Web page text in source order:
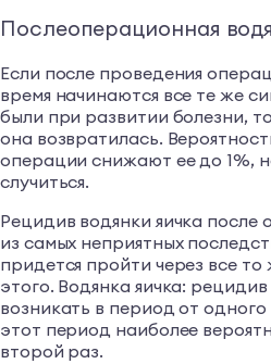
Послеоперационная
Если после проведения
время начинаются все те же
были при развитии болезни,
она возвратилась.
операции снижают ее до 1%,
случиться.
Рецидив водянки яичка после
из самых неприятных
придется пройти через все
этого. Водянка яичка:
возникать в период от
этот период наиболее
второй раз.